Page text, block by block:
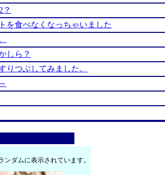
？
を食べなくなっちゃいました
しら？
りつぶしてみました。
ダムに表示されています。